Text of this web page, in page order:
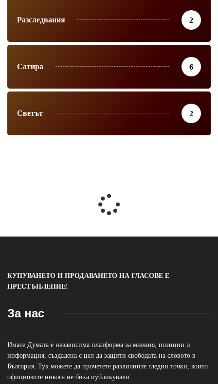
Разследвания 2
Сатира 6
Светът 2
КУПУВАНЕТО И ПРОДАВАНЕТО НА ГЛАСОВЕ Е
ПРЕСТЪПЛЕНИЕ!
За нас
Имате Думата е независима платформа за мнения, позиции и
информация, създадена с цел да защити свободата на словото в
България. Тук можете да прочетете различните гледни точки, които
официозите никога не биха публикували.